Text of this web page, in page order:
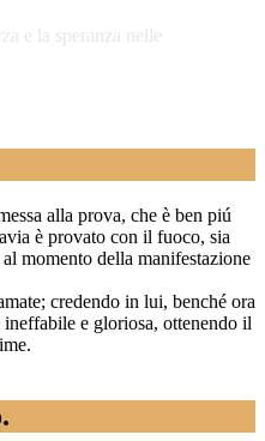
alla prova, che è ben piú
è provato con il fuoco, sia
momento della manifestazione
credendo in lui, benché ora
e gloriosa, ottenendo il